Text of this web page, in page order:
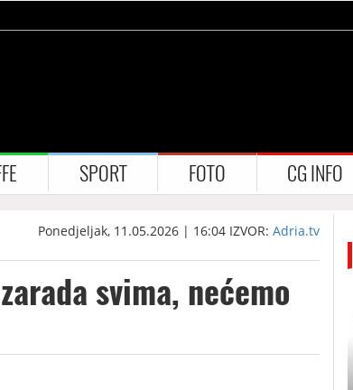
SPORT FOTO CG INFO
Ponedjeljak, 11.05.2026 | 16:04 IZVOR:Adria.tv
svima, nećemo